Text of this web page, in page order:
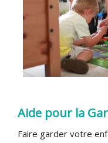
Aide pour la
Faire garder votre